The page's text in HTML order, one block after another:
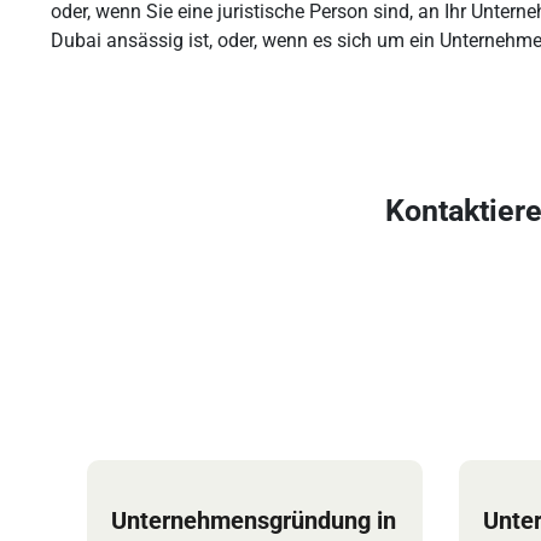
oder, wenn Sie eine juristische Person sind, an Ihr
Dubai ansässig ist, oder, wenn es sich um ein
Unternehmensgründung in